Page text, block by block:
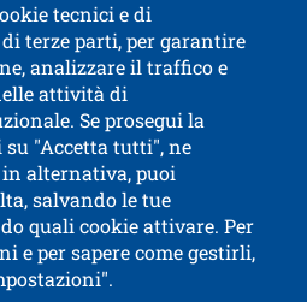
tecnici e di
terze parti, per garantire
analizzare il traffico e
attività di
Se prosegui la
"Accetta tutti", ne
alternativa, puoi
salvando le tue
quali cookie attivare. Per
e per sapere come gestirli,
di Trento
14 - I-38122 Trento
003​40520220